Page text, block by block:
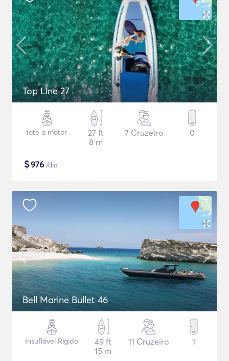
Top Line 27
Iate a motor
27 ft
8 m
7 Cruzeiro 0
$976 /dia
Bell Marine Bullet 46
Insuflável Rígido
49 ft
15 m
11 Cruzeiro 1